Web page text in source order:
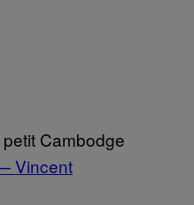
Cambodge
Vincent